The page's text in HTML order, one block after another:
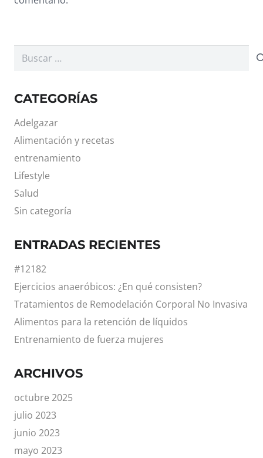
Buscar:
CATEGORÍAS
Adelgazar
Alimentación y recetas
entrenamiento
Lifestyle
Salud
Sin categoría
ENTRADAS RECIENTES
#12182
Ejercicios anaeróbicos: ¿En qué consisten?
Tratamientos de Remodelación Corporal No Invasiva
Alimentos para la retención de líquidos
Entrenamiento de fuerza mujeres
ARCHIVOS
octubre 2025
julio 2023
junio 2023
mayo 2023